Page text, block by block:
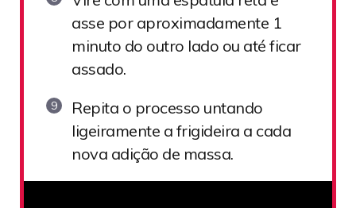
asse por aproximadamente 1
minuto do outro lado ou até ficar
assado.
Repita o processo untando
ligeiramente a frigideira a cada
nova adição de massa.